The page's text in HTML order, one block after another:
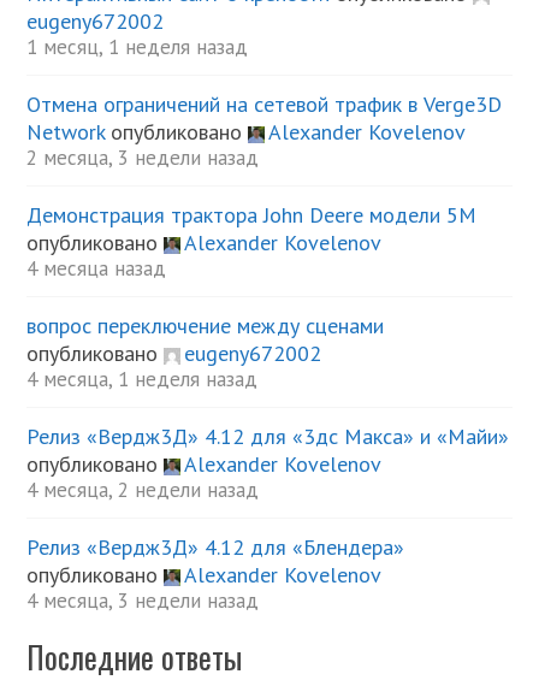
eugeny672002
1 месяц, 1 неделя назад
Отмена ограничений на сетевой трафик в Verge3D
Networkопубликовано Alexander Kovelenov
2 месяца, 3 недели назад
Демонстрация трактора John Deere модели 5М
опубликовано
Alexander Kovelenov
4 месяца назад
вопрос переключение между сценами
опубликовано
eugeny672002
4 месяца, 1 неделя назад
Релиз «Вердж3Д» 4.12 для «3дс Макса» и «Майи»
опубликовано
Alexander Kovelenov
4 месяца, 2 недели назад
Релиз «Вердж3Д» 4.12 для «Блендера»
опубликовано
Alexander Kovelenov
4 месяца, 3 недели назад
Последние ответы